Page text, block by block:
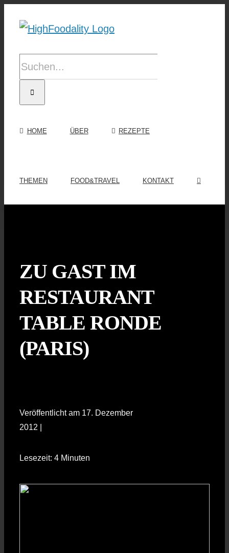
Inhalt
Suche
nach:
HOME ÜBER REZEPTE
THEMEN FOOD&TRAVEL KONTAKT
ZU GAST IM
RESTAURANT
TABLE RONDE
(PARIS)
Veröffentlicht am 17. Dezember
2012 |
Lesezeit: 4 Minuten